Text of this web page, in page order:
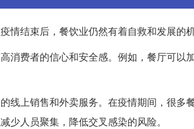
情结束后，餐饮业仍然有着自救和发展的机
消费者的信心和安全感。例如，餐厅可以
线上销售和外卖服务。在疫情期间，很多
少人员聚集，降低交叉感染的风险。